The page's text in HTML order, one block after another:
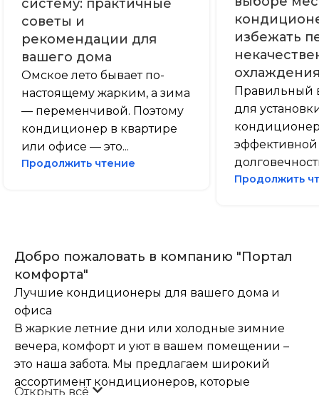
систему: практичные
советы и
рекомендации для
вашего дома
Омское лето бывает по-
настоящему жарким, а зима
— переменчивой. Поэтому
кондиционер в квартире
или офисе — это...
Продолжить чтение
избежать
Правильный
для
эффективной
Продолжить
Добро пожаловать в компанию "Портал
комфорта"
Лучшие кондиционеры для вашего дома и
офиса
В жаркие летние дни или холодные зимние
вечера, комфорт и уют в вашем помещении –
это наша забота. Мы предлагаем широкий
ассортимент кондиционеров, которые
Открыть всё